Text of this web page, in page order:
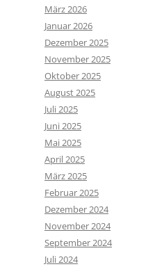
März 2026
Januar 2026
Dezember 2025
November 2025
Oktober 2025
August 2025
Juli 2025
Juni 2025
Mai 2025
April 2025
März 2025
Februar 2025
Dezember 2024
November 2024
September 2024
Juli 2024